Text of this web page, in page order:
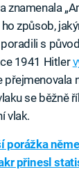
znamenala
ho způsob,
s
1941 Hitler
přejmenovala
se běžně
vlak.
porážka
přinesl